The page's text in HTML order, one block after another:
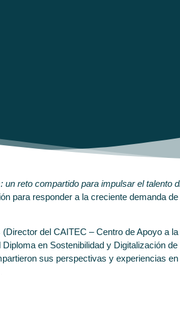
reto compartido para impulsar el talento
para responder a la creciente demanda
del CAITEC – Centro de Apoyo a
en Sostenibilidad y Digitalización de
sus perspectivas y experiencias en